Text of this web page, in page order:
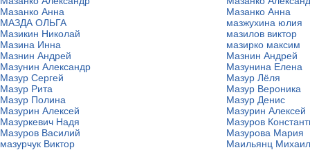
Мазанко Анна
Мазанко Анна
МАЗДА ОЛЬГА
мазжухина юлия
Мазикин Николай
мазилов виктор
Мазина Инна
мазирко максим
Мазнин Андрей
Мазнин Андрей
Мазунин Александр
Мазунина Елена
Мазур Сергей
Мазур Лёля
Мазур Рита
Мазур Вероника
Мазур Полина
Мазур Денис
Мазурин Алексей
Мазурин Алексей
Мазуркевич Надя
Мазуров
Мазуров Василий
Мазурова Мария
мазурчук Виктор
Маильянц Михаил